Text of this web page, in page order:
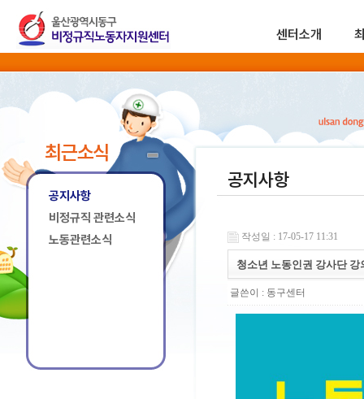
센터소개
최근소식
공지사항
비정규직 관련소식
노동관련소식
공지사항
작성일 : 17-05-17 11:31
청소년 노동인권 강사단 강
글쓴이 : 동구센터